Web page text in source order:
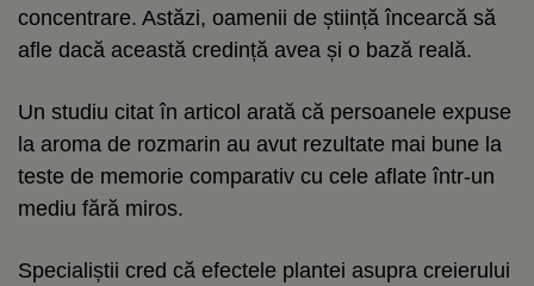
concentrare. Astăzi, oamenii de știință încearcă să
afle dacă această credință avea și o bază reală.
Un studiu citat în articol arată că persoanele expuse
la aroma de rozmarin au avut rezultate mai bune la
teste de memorie comparativ cu cele aflate într-un
mediu fără miros.
Specialiștii cred că efectele plantei asupra creierului